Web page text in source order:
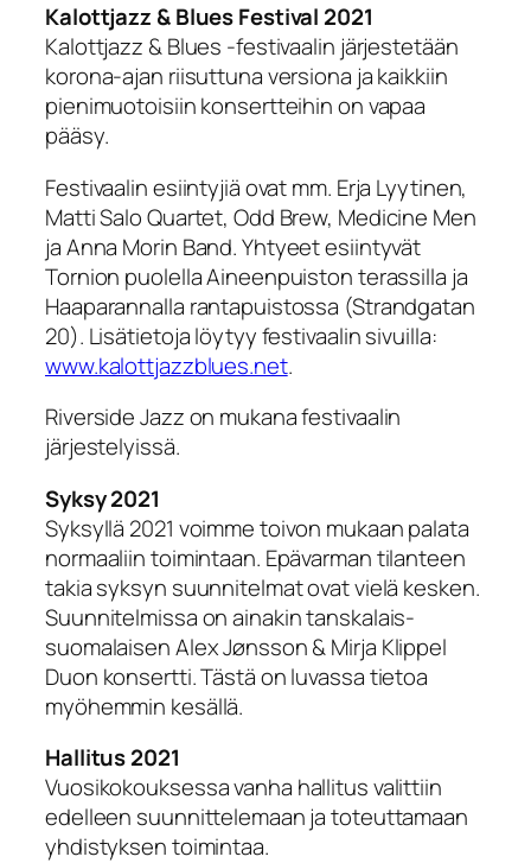
Kalottjazz & Blues Festival 2021
Kalottjazz & Blues -festivaalin järjestetään
korona-ajan riisuttuna versiona ja kaikkiin
pienimuotoisiin konsertteihin on vapaa
pääsy.
Festivaalin esiintyjiä ovat mm. Erja Lyytinen,
Matti Salo Quartet, Odd Brew, Medicine Men
ja Anna Morin Band. Yhtyeet esiintyvät
Tornion puolella Aineenpuiston terassilla ja
Haaparannalla rantapuistossa (Strandgatan
20). Lisätietoja löytyy festivaalin sivuilla:
www.kalottjazzblues.net.
Riverside Jazz on mukana festivaalin
järjestelyissä.
Syksy 2021
Syksyllä 2021 voimme toivon mukaan palata
normaaliin toimintaan. Epävarman tilanteen
takia syksyn suunnitelmat ovat vielä kesken.
Suunnitelmissa on ainakin tanskalais-
suomalaisen Alex Jønsson & Mirja Klippel
Duon konsertti. Tästä on luvassa tietoa
myöhemmin kesällä.
Hallitus 2021
Vuosikokouksessa vanha hallitus valittiin
edelleen suunnittelemaan ja toteuttamaan
yhdistyksen toimintaa.